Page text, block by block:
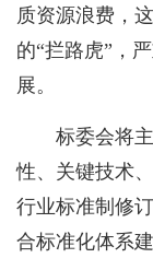
质资源浪费，
的“拦路虎”，
展。
标委会将
性、关键技术
行业标准制修
合标准化体系